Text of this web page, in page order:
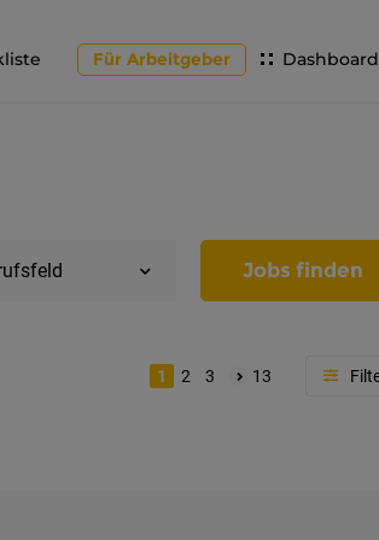
Dashboard
Für Arbeitgeber
Jobs finden
1 2 3 13